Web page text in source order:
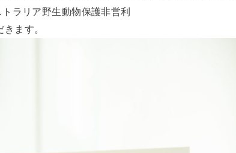
ラリア野生動物保護非営利
ます。